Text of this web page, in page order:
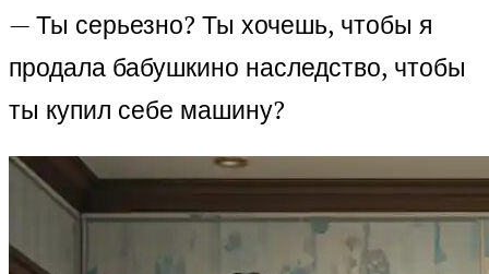
— Ты серьезно? Ты хочешь, чтобы я
продала бабушкино наследство, чтобы
ты купил себе машину?